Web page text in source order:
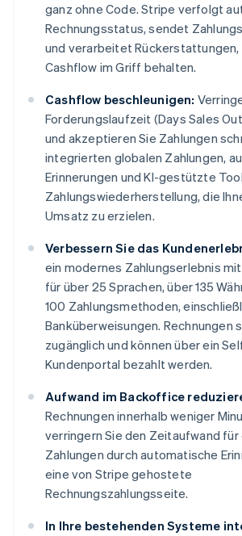
ganz ohne Code. Stripe verfolgt
Rechnungsstatus, sendet
und verarbeitet Rückerstattungen,
Cashflow im Griff behalten.
Cashflow beschleunigen:
Forderungslaufzeit (Days Sales
und akzeptieren Sie Zahlungen
integrierten globalen Zahlungen,
Erinnerungen und KI-gestützte
Zahlungswiederherstellung, die
Umsatz zu erzielen.
Verbessern Sie das
ein modernes Zahlungserlebnis
für über 25 Sprachen, über 135
100 Zahlungsmethoden,
Banküberweisungen. Rechnungen
zugänglich und können über ein
Kundenportal bezahlt werden.
Aufwand im Backoffice
Rechnungen innerhalb weniger
verringern Sie den Zeitaufwand für
Zahlungen durch automatische
eine von Stripe gehostete
Rechnungszahlungsseite.
In Ihre bestehenden Systeme